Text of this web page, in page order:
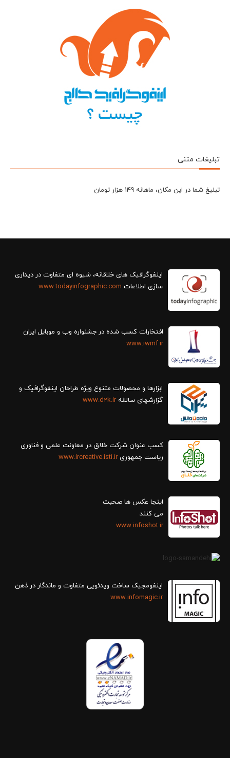
تبلیغات متنی
تبلیغ شما در این مکان، ماهانه 149 هزار تومان
سازی اطلاعات www.todayinfographic.com
افتخارات کسب شده در جشنواره وب و موبایل ایران
www.iwmf.ir
ابزارها و محصولات متنوع ویژه طراحان اینفوگرافیک و
گزارش‎های سالانه
www.d2k.ir
کسب عنوان شرکت خلاق در معاونت علمی و فناوری
ریاست جمهوریwww.ircreative.isti.ir
اینجا عکس ها صحبت
می کنند
www.infoshot.ir
اینفومجیک ساخت ویدئویی متفاوت و ماندگار در ذهن
www.infomagic.ir